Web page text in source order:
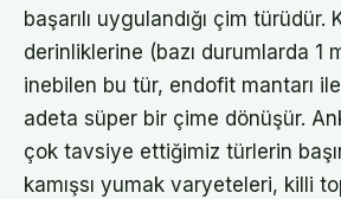
başarılı uygulandığı çim türüdür.
derinliklerine (bazı durumlarda 1
inebilen bu tür, endofit mantarı
adeta süper bir çime dönüşür.
çok tavsiye ettiğimiz türlerin
kamışsı yumak varyeteleri, killi